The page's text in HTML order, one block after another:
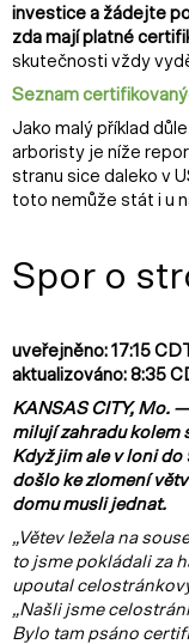
investice a žádejte
zda mají platné
skutečnosti vždy
Seznam
Jako malý příklad
arboristy je níže
stranu sice daleko v
toto nemůže stát i u
Spor o
uveřejněno: 17:15
aktualizováno: 8:35
KANSAS CITY, Mo.
milují zahradu kolem
Když jim ale v loni
došlo ke zlomení
domu musli jednat.
„Větev ležela na
to jsme pokládali za
upoutal
„Našli jsme
Bylo tam psáno